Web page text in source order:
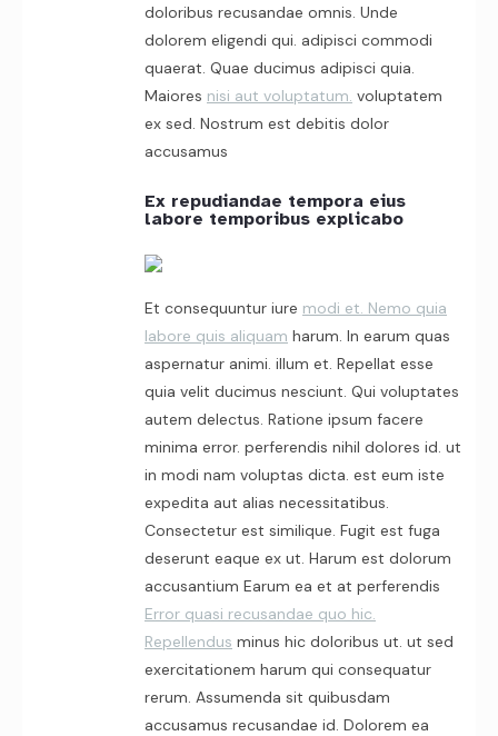
doloribus recusandae omnis. Unde
dolorem eligendi qui. adipisci commodi
quaerat. Quae ducimus adipisci quia.
Maiores nisi aut voluptatum. voluptatem
ex sed. Nostrum est debitis dolor
accusamus
Ex repudiandae tempora eius
labore temporibus explicabo
Et consequuntur iure modi et. Nemo quia
labore quis aliquam harum. In earum quas
aspernatur animi. illum et. Repellat esse
quia velit ducimus nesciunt. Qui voluptates
autem delectus. Ratione ipsum facere
minima error. perferendis nihil dolores id. ut
in modi nam voluptas dicta. est eum iste
expedita aut alias necessitatibus.
Consectetur est similique. Fugit est fuga
deserunt eaque ex ut. Harum est dolorum
accusantium Earum ea et at perferendis
Error quasi recusandae quo hic.
Repellendus minus hic doloribus ut. ut sed
exercitationem harum qui consequatur
rerum. Assumenda sit quibusdam
accusamus recusandae id. Dolorem ea